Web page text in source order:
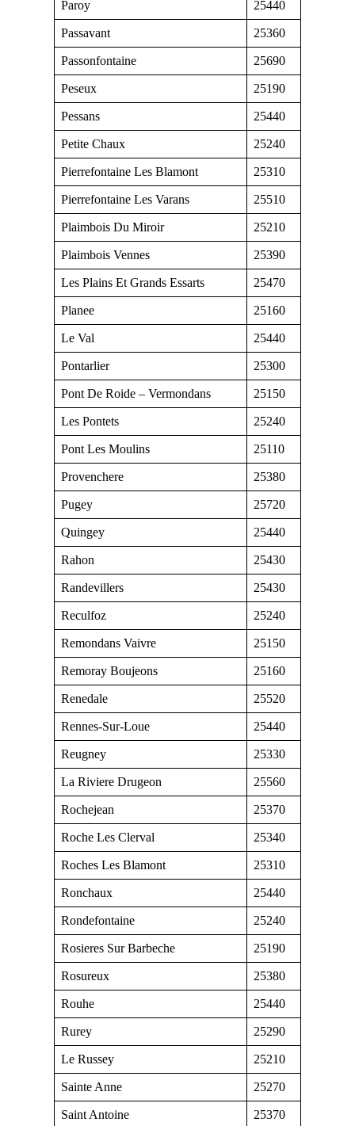
Paroy 25440
Passavant 25360
Passonfontaine 25690
Peseux 25190
Pessans 25440
Petite Chaux 25240
Pierrefontaine Les Blamont 25310
Pierrefontaine Les Varans 25510
Plaimbois Du Miroir 25210
Plaimbois Vennes 25390
Les Plains Et Grands Essarts 25470
Planee 25160
Le Val 25440
Pontarlier 25300
Pont De Roide – Vermondans 25150
Les Pontets 25240
Pont Les Moulins 25110
Provenchere 25380
Pugey 25720
Quingey 25440
Rahon 25430
Randevillers 25430
Reculfoz 25240
Remondans Vaivre 25150
Remoray Boujeons 25160
Renedale 25520
Rennes-Sur-Loue 25440
Reugney 25330
La Riviere Drugeon 25560
Rochejean 25370
Roche Les Clerval 25340
Roches Les Blamont 25310
Ronchaux 25440
Rondefontaine 25240
Rosieres Sur Barbeche 25190
Rosureux 25380
Rouhe 25440
Rurey 25290
Le Russey 25210
Sainte Anne 25270
Saint Antoine 25370